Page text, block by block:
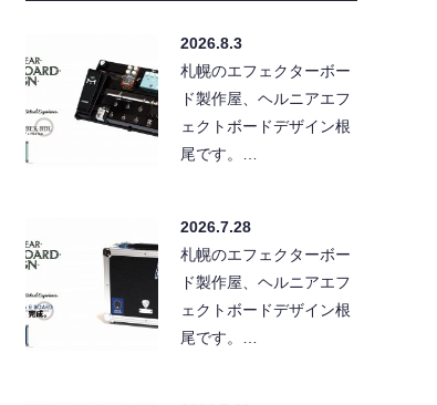
2026.8.3
札幌のエフェクターボー
ド製作屋、ヘルニアエフ
ェクトボードデザイン根
尾です。…
2026.7.28
札幌のエフェクターボー
ド製作屋、ヘルニアエフ
ェクトボードデザイン根
尾です。…